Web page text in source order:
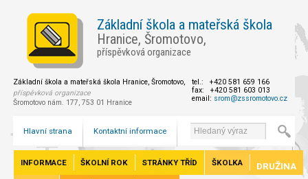
Základní škola a mateřská škola
Hranice, Šromotovo,
příspěvková organizace
Základní škola a mateřská škola Hranice, Šromotovo,
příspěvková organizace
Šromotovo nám. 177, 753 01 Hranice
tel.: +420 581 659 166
fax: +420 581 603 013
email: srom@zssromotovo.cz
Hlavní strana Kontaktní informace
INFORMACE ŠKOLNÍ ROK STRÁNKY TŘÍD ŠKOLKA DRUŽINA